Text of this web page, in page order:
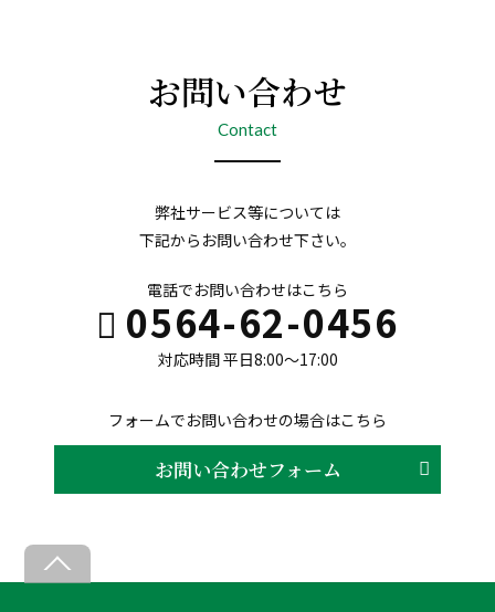
お問い合わせ
Contact
弊社サービス等については
下記からお問い合わせ下さい。
電話でお問い合わせはこちら
0564-62-0456
対応時間 平日8:00〜17:00
フォームでお問い合わせの場合はこちら
お問い合わせフォーム
B